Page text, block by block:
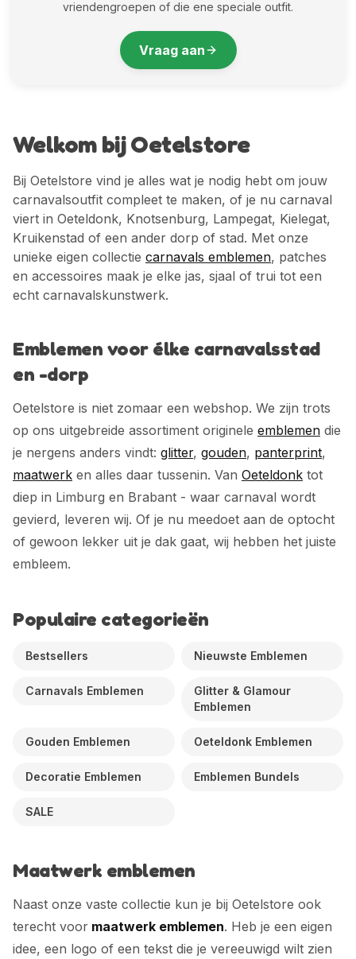
vriendengroepen of die ene speciale outfit.
Vraag aan
Welkom bij Oetelstore
Bij Oetelstore vind je alles wat je nodig hebt om jouw
carnavalsoutfit compleet te maken, of je nu carnaval
viert in Oeteldonk, Knotsenburg, Lampegat, Kielegat,
Kruikenstad of een ander dorp of stad. Met onze
unieke eigen collectie carnavals emblemen, patches
en accessoires maak je elke jas, sjaal of trui tot een
echt carnavalskunstwerk.
Emblemen voor élke carnavalsstad
en -dorp
Oetelstore is niet zomaar een webshop. We zijn trots
op ons uitgebreide assortiment originele emblemen die
je nergens anders vindt: glitter, gouden, panterprint,
maatwerk en alles daar tussenin. Van Oeteldonk tot
diep in Limburg en Brabant - waar carnaval wordt
gevierd, leveren wij. Of je nu meedoet aan de optocht
of gewoon lekker uit je dak gaat, wij hebben het juiste
embleem.
Populaire categorieën
Bestsellers Nieuwste Emblemen
Carnavals Emblemen
Glitter & Glamour
Emblemen
Gouden Emblemen Oeteldonk Emblemen
Decoratie Emblemen Emblemen Bundels
SALE
Maatwerk emblemen
Naast onze vaste collectie kun je bij Oetelstore ook
terecht voor maatwerk emblemen. Heb je een eigen
idee, een logo of een tekst die je vereeuwigd wilt zien